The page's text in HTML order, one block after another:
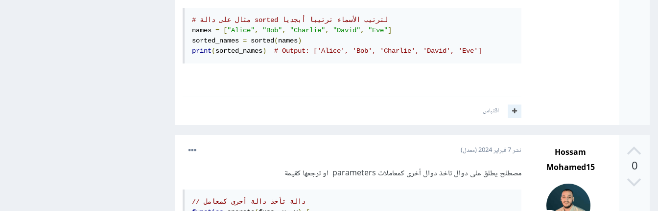
# مثال على دالة sorted لترتيب الأسماء ترتيبا أبجديا
names = ["Alice", "Bob", "Charlie", "David", "Eve"]
sorted_names = sorted(names)
print(sorted_names) # Output: ['Alice', 'Bob', 'Charlie', 'David', 'Eve']
اقتباس
0
Hossam
Mohamed15
نشر7 فبراير 2024 (معدل)
مصطلح يطلق على دوال تاخذ دوال أخرى كمعاملات parameters او ترجعها كقيمة